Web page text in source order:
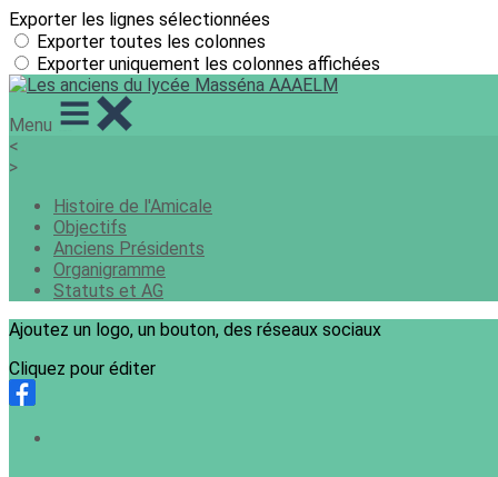
Exporter les lignes sélectionnées
Exporter toutes les colonnes
Exporter uniquement les colonnes affichées
Menu
<
>
Histoire de l'Amicale
Objectifs
Anciens Présidents
Organigramme
Statuts et AG
Ajoutez un logo, un bouton, des réseaux sociaux
Cliquez pour éditer